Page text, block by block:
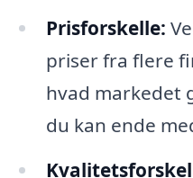
Prisforskelle:
priser fra flere
hvad markedet
du kan ende